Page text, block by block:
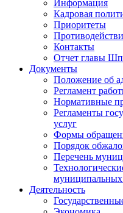
Информация
Кадровая
Приоритеты
Контакты
Отчет главы
Документы
Положение об
Регламент
Нормативные
Регламенты
услуг
Формы
Порядок
Перечень
муниципальных
Деятельность